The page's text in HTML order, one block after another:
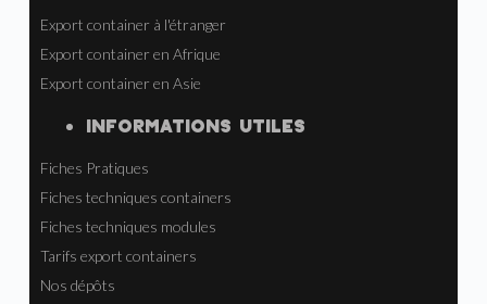
Export container à l'étranger
Export container en Afrique
Export container en Asie
INFORMATIONS UTILES
Fiches Pratiques
Fiches techniques containers
Fiches techniques modules
Tarifs export containers
Nos dépôts